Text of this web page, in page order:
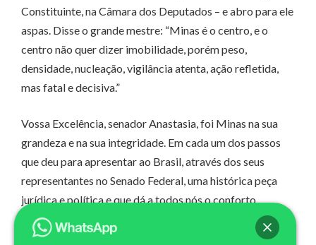
Constituinte, na Câmara dos Deputados – e abro para ele
aspas. Disse o grande mestre: “Minas é o centro, e o
centro não quer dizer imobilidade, porém peso,
densidade, nucleação, vigilância atenta, ação refletida,
mas fatal e decisiva.”
Vossa Excelência, senador Anastasia, foi Minas na sua
grandeza e na sua integridade. Em cada um dos passos
que deu para apresentar ao Brasil, através dos seus
representantes no Senado Federal, uma histórica peça
jurídica e política e que dá a todos nós o conforto
necessário para tomarmos uma decisão dessa grandeza,
dessa dimensão e dessas consequências